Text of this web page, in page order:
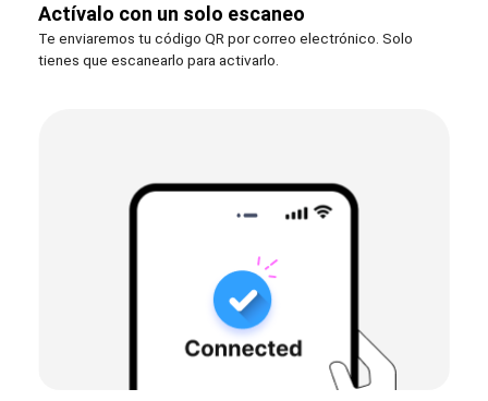
Actívalo con un solo escaneo
Te enviaremos tu código QR por correo electrónico. Solo
tienes que escanearlo para activarlo.